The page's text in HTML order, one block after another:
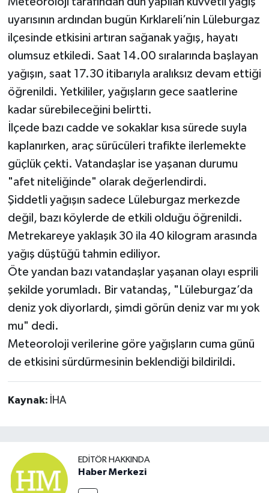
uyarısının ardından bugün Kırklareli’nin Lüleburgaz
ilçesinde etkisini artıran sağanak yağış, hayatı
olumsuz etkiledi. Saat 14.00 sıralarında başlayan
yağışın, saat 17.30 itibarıyla aralıksız devam ettiği
öğrenildi. Yetkililer, yağışların gece saatlerine
kadar sürebileceğini belirtti.
İlçede bazı cadde ve sokaklar kısa sürede suyla
kaplanırken, araç sürücüleri trafikte ilerlemekte
güçlük çekti. Vatandaşlar ise yaşanan durumu
"afet niteliğinde" olarak değerlendirdi.
Şiddetli yağışın sadece Lüleburgaz merkezde
değil, bazı köylerde de etkili olduğu öğrenildi.
Metrekareye yaklaşık 30 ila 40 kilogram arasında
yağış düştüğü tahmin ediliyor.
Öte yandan bazı vatandaşlar yaşanan olayı esprili
şekilde yorumladı. Bir vatandaş, "Lüleburgaz’da
deniz yok diyorlardı, şimdi görün deniz var mı yok
mu" dedi.
Meteoroloji verilerine göre yağışların cuma günü
de etkisini sürdürmesinin beklendiği bildirildi.
Kaynak: İHA
EDITÖR HAKKINDA
Haber Merkezi